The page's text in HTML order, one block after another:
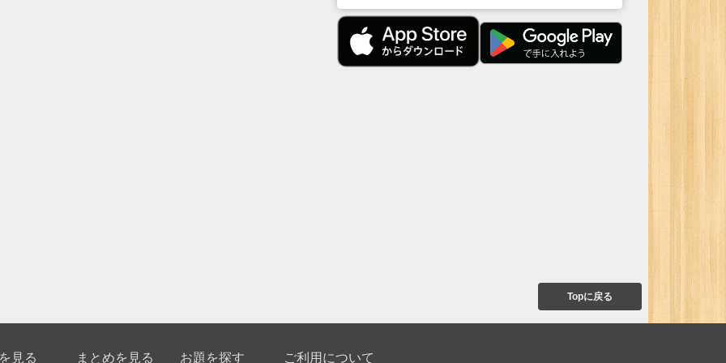
Topに戻る
見る まとめを見る お題を探す ご利用について